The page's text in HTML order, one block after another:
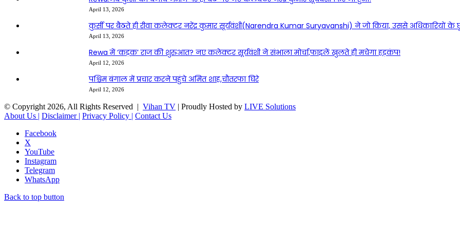
April 13, 2026
कुर्सी पर बैठते ही रीवा कलेक्टर नरेंद्र कुमार सूर्यवंशी(Narendra Kumar Suryavanshi) ने जो किया, उससे अधिकारियों
April 13, 2026
Rewa में ‘कड़क’ राज की शुरुआत? नए कलेक्टर सूर्यवंशी ने संभाला मोर्चा,फाइलें खुलते ही मचेगा हड़कंप!
April 12, 2026
पश्चिम बंगाल में प्रचार करने पहुंचे अमित शाह,चौतरफा घिरे
April 12, 2026
© Copyright 2026, All Rights Reserved | Vihan TV | Proudly Hosted by LIVE Solutions
About Us | Disclaimer | Privacy Policy | Contact Us
Facebook
X
YouTube
Instagram
Telegram
WhatsApp
Back to top button